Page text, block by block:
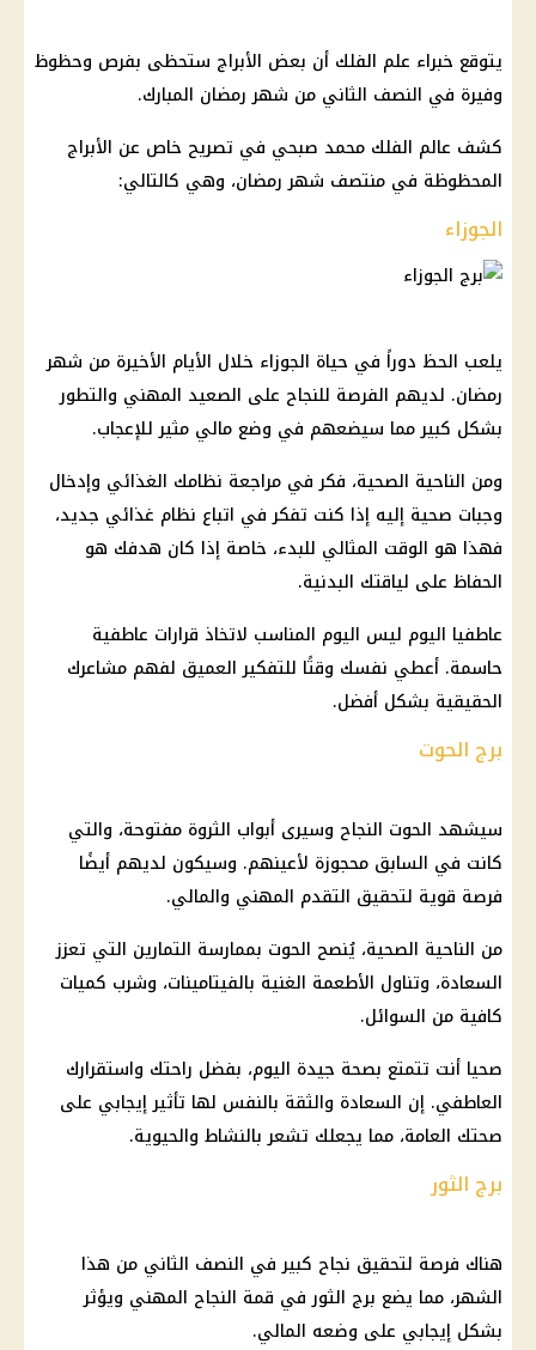
يتوقع خبراء علم الفلك أن بعض الأبراج ستحظى بفرص وحظوظ
وفيرة في النصف الثاني من شهر رمضان المبارك.
كشف عالم الفلك محمد صبحي في تصريح خاص عن الأبراج
المحظوظة في منتصف شهر رمضان، وهي كالتالي:
الجوزاء
يلعب الحظ دوراً في حياة الجوزاء خلال الأيام الأخيرة من شهر
رمضان. لديهم الفرصة للنجاح على الصعيد المهني والتطور
بشكل كبير مما سيضعهم في وضع مالي مثير للإعجاب.
ومن الناحية الصحية، فكر في مراجعة نظامك الغذائي وإدخال
وجبات صحية إليه إذا كنت تفكر في اتباع نظام غذائي جديد،
فهذا هو الوقت المثالي للبدء، خاصة إذا كان هدفك هو
الحفاظ على لياقتك البدنية.
عاطفيا اليوم ليس اليوم المناسب لاتخاذ قرارات عاطفية
حاسمة. أعطي نفسك وقتًا للتفكير العميق لفهم مشاعرك
الحقيقية بشكل أفضل.
برج الحوت
سيشهد الحوت النجاح وسيرى أبواب الثروة مفتوحة، والتي
كانت في السابق محجوزة لأعينهم. وسيكون لديهم أيضًا
فرصة قوية لتحقيق التقدم المهني والمالي.
من الناحية الصحية، يُنصح الحوت بممارسة التمارين التي تعزز
السعادة، وتناول الأطعمة الغنية بالفيتامينات، وشرب كميات
كافية من السوائل.
صحيا أنت تتمتع بصحة جيدة اليوم، بفضل راحتك واستقرارك
العاطفي. إن السعادة والثقة بالنفس لها تأثير إيجابي على
صحتك العامة، مما يجعلك تشعر بالنشاط والحيوية.
برج الثور
هناك فرصة لتحقيق نجاح كبير في النصف الثاني من هذا
الشهر، مما يضع برج الثور في قمة النجاح المهني ويؤثر
بشكل إيجابي على وضعه المالي.